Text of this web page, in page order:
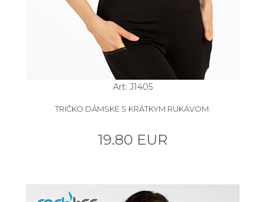
Art: J1405
TRIČKO DÁMSKE S KRÁTKYM RUKÁVOM.
19.80 EUR